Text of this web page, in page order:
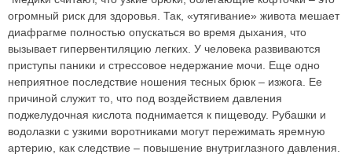
огромный риск для здоровья. Так, «утягивание» живота мешает
диафрагме полностью опускаться во время дыхания, что
вызывает гипервентиляцию легких. У человека развиваются
приступы паники и стрессовое недержание мочи. Еще одно
неприятное последствие ношения тесных брюк – изжога. Ее
причиной служит то, что под воздействием давления
поджелудочная кислота поднимается к пищеводу. Рубашки и
водолазки с узкими воротниками могут пережимать яремную
артерию, как следствие – повышение внутриглазного давления.